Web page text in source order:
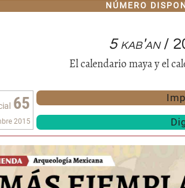
NÚMERO
5 kab'an/
El calendario maya y el
65
2015